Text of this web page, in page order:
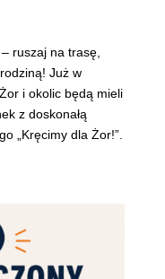
ruszaj na trasę,
Już w
i okolic będą mieli
z doskonałą
„Kręcimy dla Żor!”.